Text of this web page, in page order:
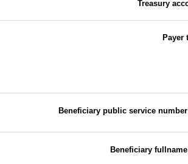
Treasury
Payer
Beneficiary public service number
Beneficiary fullname